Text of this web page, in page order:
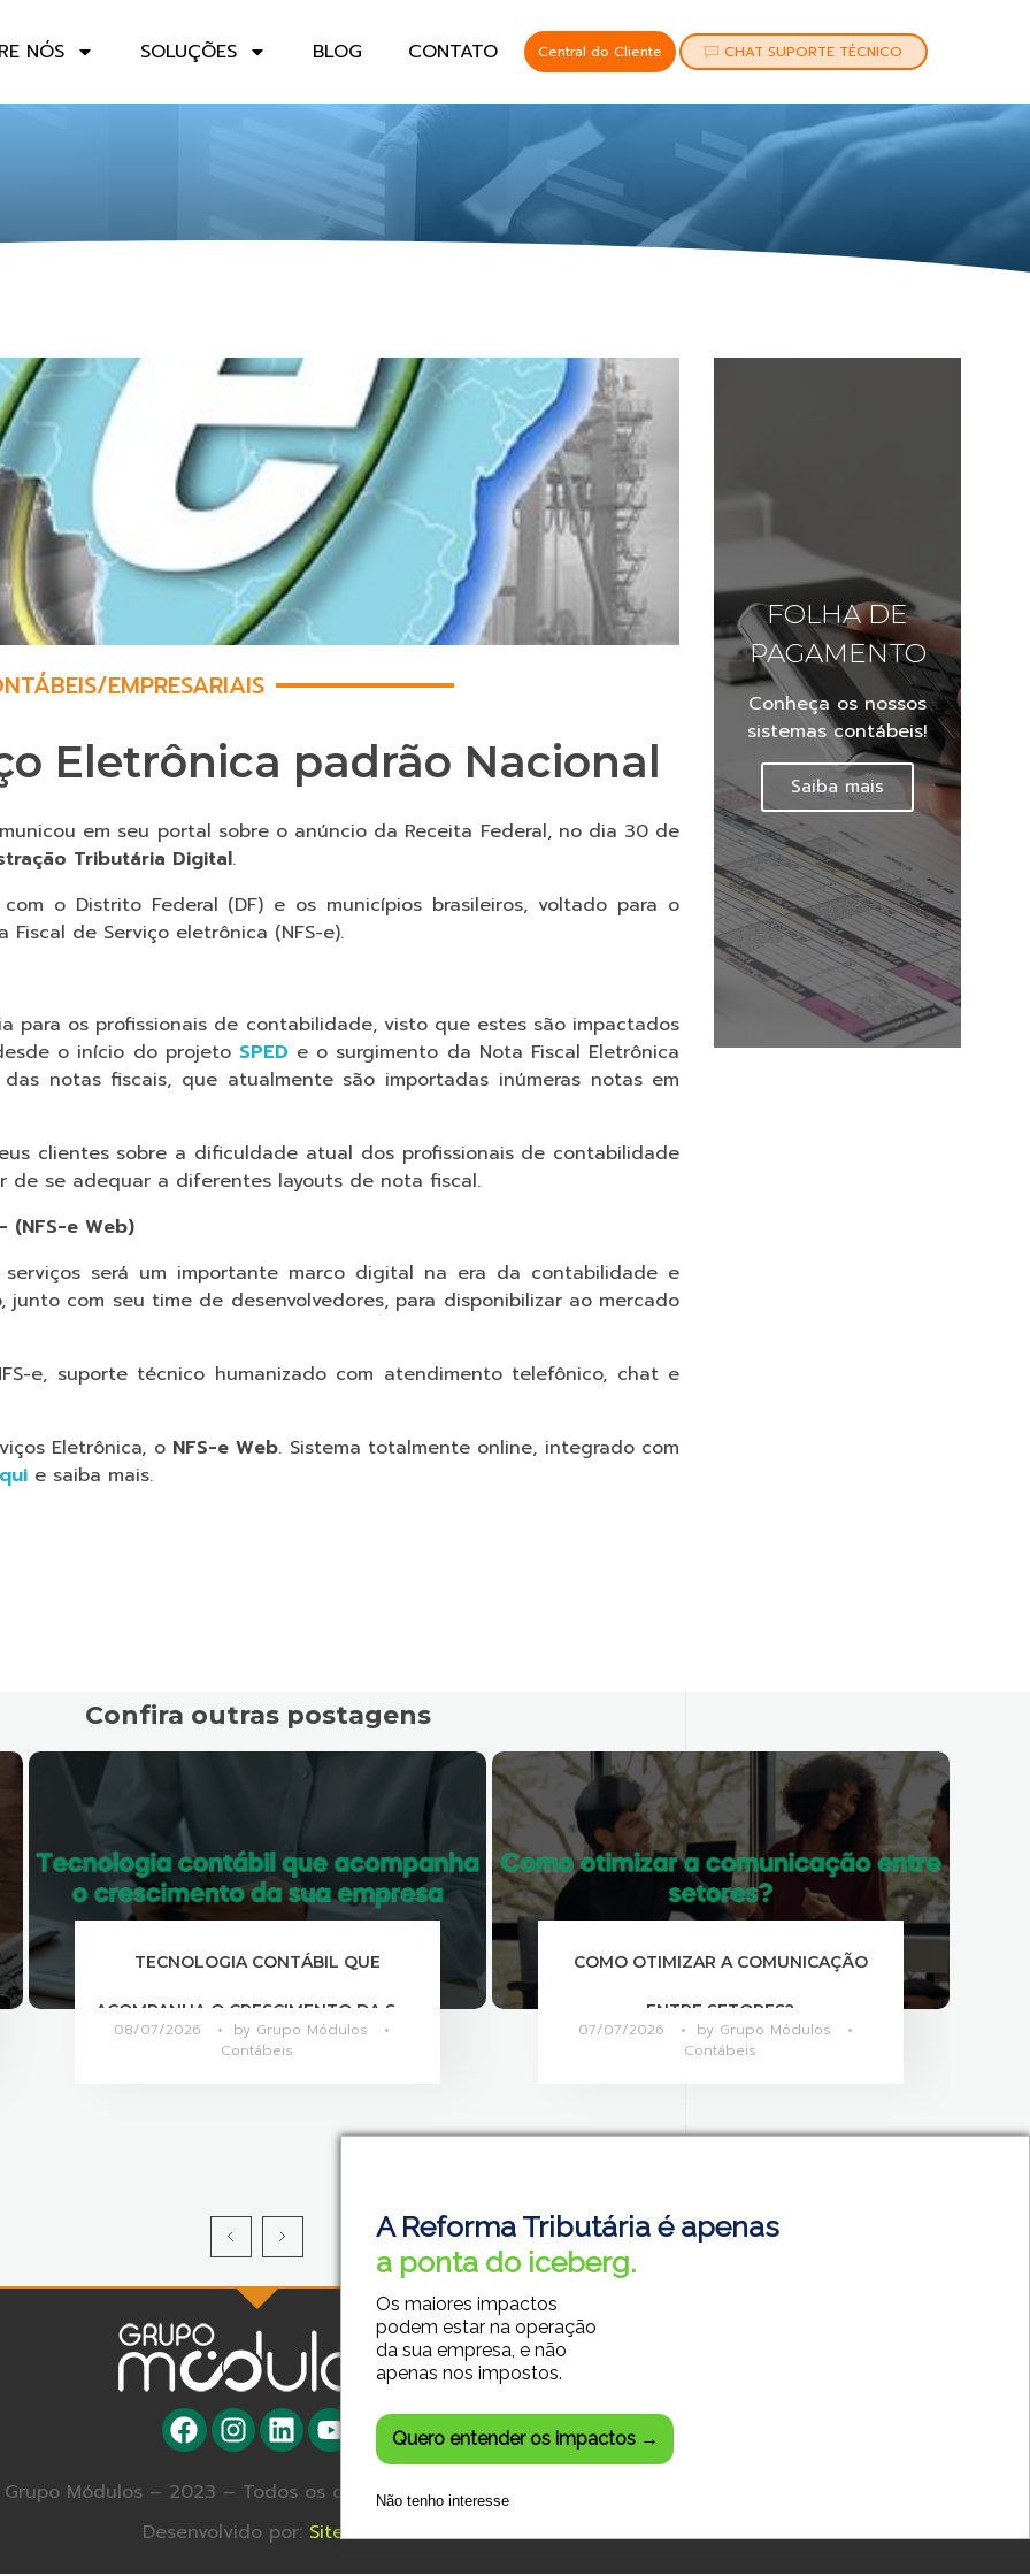
A Reforma Tributária é apenas
a ponta do iceberg.
Os maiores impactos
podem estar na operação
da sua empresa, e não
apenas nos impostos.
Quero entender os impactos →
Não tenho interesse
NÓS SOLUÇÕES BLOG CONTATO Central do Cliente CHAT SUPORTE TÉCNICO
/EMPRESARIAIS
Eletrônica padrão Nacional
em seu portal sobre o anúncio da Receita Federal, no dia 30 de
Tributária Digital.
o Distrito Federal (DF) e os municípios brasileiros, voltado para o
de Serviço eletrônica (NFS-e).
os profissionais de contabilidade, visto que estes são impactados
o início do projeto SPED e o surgimento da Nota Fiscal Eletrônica
notas fiscais, que atualmente são importadas inúmeras notas em
clientes sobre a dificuldade atual dos profissionais de contabilidade
de se adequar a diferentes layouts de nota fiscal.
(NFS-e Web)
será um importante marco digital na era da contabilidade e
com seu time de desenvolvedores, para disponibilizar ao mercado
e, suporte técnico humanizado com atendimento telefônico, chat e
Eletrônica, o NFS-e Web. Sistema totalmente online, integrado com
e saiba mais.
FOLHA DE
PAGAMENTO
Conheça os nossos
sistemas contábeis!
Saiba mais
Confira outras postagens
COMO OTIMIZAR A COMUNICAÇÃO
ENTRE SETORES?
07/07/2026
by Grupo Módulos
Contábeis
O QUE DIFERENCIA ÁREAS CONTÁBEIS
MAIS PRODUTIVAS?
06/07/2026
by Grupo Módulos
Contábeis
Grupo Módulos – 2023 – Todos os direitos reservados.
Desenvolvido por: Site SA